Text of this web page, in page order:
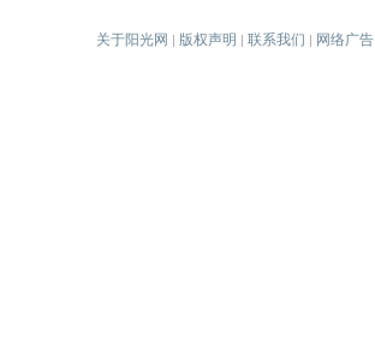
关于阳光网 | 版权声明 | 联系我们 | 网络广告